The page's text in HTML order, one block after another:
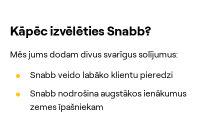
Kāpēc izvēlēties Snabb?
Mēs jums dodam divus svarīgus solījumus:
Snabb veido labāko klientu pieredzi
Snabb nodrošina augstākos ienākumus
zemes īpašniekam